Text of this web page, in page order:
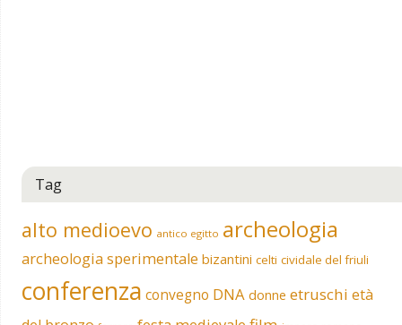
Tag
alto medioevo antico egitto archeologia
archeologia sperimentale bizantini celti cividale del friuli
conferenza convegno DNA donne etruschi età